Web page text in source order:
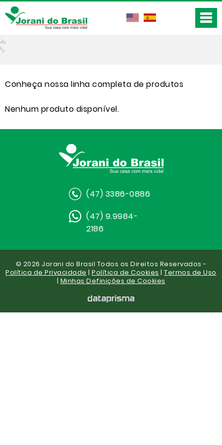
Conheça nossa linha completa de produtos
Nenhum produto disponível.
(47) 3386-0886
(47) 9.9984-
2186
© 2026 Jorani do Brasil Todos os Direitos Reservados -
Política de Privacidade |Política de Cookies |Termos de Uso
| Minhas Definições de Cookies